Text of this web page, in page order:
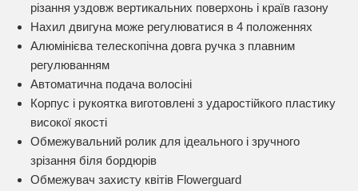
різання уздовж вертикальних поверхонь і країв газону
Нахил двигуна може регулюватися в 4 положеннях
Алюмінієва телескопічна довга ручка з плавним
регулюванням
Автоматична подача волосіні
Корпус і рукоятка виготовлені з ударостійкого пластику
високої якості
Обмежувальний ролик для ідеального і зручного
зрізання біля бордюрів
Обмежувач захисту квітів Flowerguard